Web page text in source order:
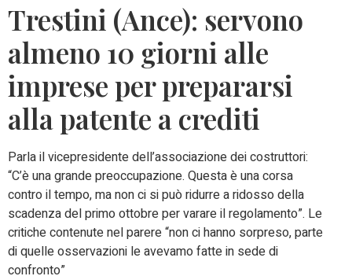
Trestini (Ance): servono
almeno 10 giorni alle
imprese per prepararsi
alla patente a crediti
Parla il vicepresidente dell’associazione dei costruttori:
“C’è una grande preoccupazione. Questa è una corsa
contro il tempo, ma non ci si può ridurre a ridosso della
scadenza del primo ottobre per varare il regolamento”. Le
critiche contenute nel parere “non ci hanno sorpreso, parte
di quelle osservazioni le avevamo fatte in sede di
confronto”